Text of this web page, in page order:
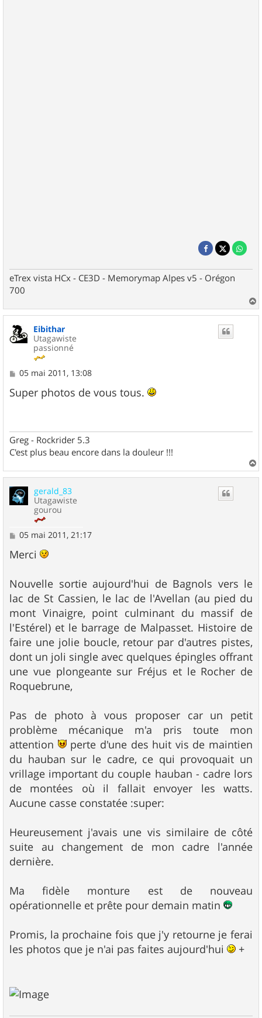
eTrex vista HCx - CE3D - Memorymap Alpes v5 - Orégon
700
a
u
Eibithar
Utagawiste
passionné
M
s
s
05 mai 2011, 13:08
Super photos de vous tous.
Greg - Rockrider 5.3
C'est plus beau encore dans la douleur !!!
a
gerald_83
Utagawiste
gourou
M
s
s
g
e
05 mai 2011, 21:17
Merci
Nouvelle sortie aujourd'hui de Bagnols vers le
lac de St Cassien, le lac de l'Avellan (au pied du
mont Vinaigre, point culminant du massif de
l'Estérel) et le barrage de Malpasset. Histoire de
faire une jolie boucle, retour par d'autres pistes,
dont un joli single avec quelques épingles offrant
une vue plongeante sur Fréjus et le Rocher de
Roquebrune,
Pas de photo à vous proposer car un petit
problème mécanique m'a pris toute mon
attention
perte d'une des huit vis de maintien
du hauban sur le cadre, ce qui provoquait un
vrillage important du couple hauban - cadre lors
de montées où il fallait envoyer les watts.
Aucune casse constatée :super:
Heureusement j'avais une vis similaire de côté
suite au changement de mon cadre l'année
dernière.
Ma fidèle monture est de nouveau
opérationnelle et prête pour demain matin
Promis, la prochaine fois que j'y retourne je ferai
les photos que je n'ai pas faites aujourd'hui
+